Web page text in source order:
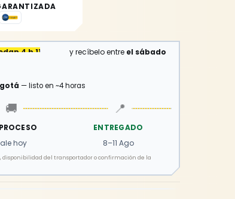
4 h 11 min y recíbelo entre el sábado
— listo en ~4 horas
🚚
hoy
📍
ENTREGADO
8–11 Ago
disponibilidad del transportador o confirmación de la